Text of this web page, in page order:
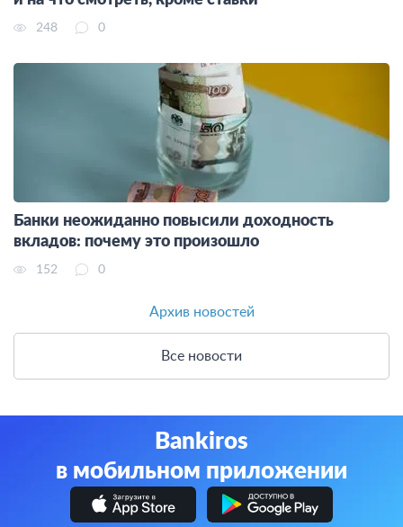
248 0
Банки неожиданно повысили доходность
вкладов: почему это произошло
152 0
Архив новостей
Все новости
Bankiros
в мобильном приложении